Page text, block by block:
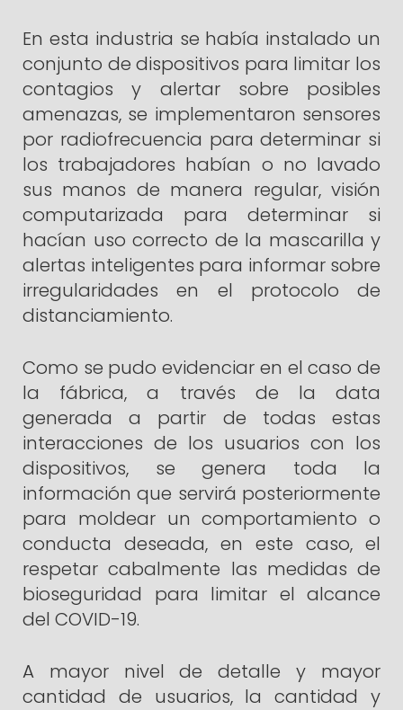
En esta industria se había instalado un
conjunto de dispositivos para limitar los
contagios y alertar sobre posibles
amenazas, se implementaron sensores
por radiofrecuencia para determinar si
los trabajadores habían o no lavado
sus manos de manera regular, visión
computarizada para determinar si
hacían uso correcto de la mascarilla y
alertas inteligentes para informar sobre
irregularidades en el protocolo de
distanciamiento.
Como se pudo evidenciar en el caso de
la fábrica, a través de la data
generada a partir de todas estas
interacciones de los usuarios con los
dispositivos, se genera toda la
información que servirá posteriormente
para moldear un comportamiento o
conducta deseada, en este caso, el
respetar cabalmente las medidas de
bioseguridad para limitar el alcance
del COVID-19.
A mayor nivel de detalle y mayor
cantidad de usuarios, la cantidad y